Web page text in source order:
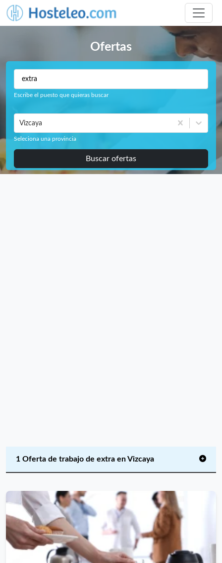
Ofertas
Escribe el puesto que quieras buscar
Vizcaya
Seleciona una provincia
Buscar ofertas
1 Oferta de trabajo de extra en Vizcaya